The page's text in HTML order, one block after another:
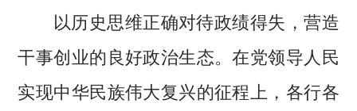
以历史思维正确对待政绩得失，营造
干事创业的良好政治生态。在党领导人民
实现中华民族伟大复兴的征程上，各行各